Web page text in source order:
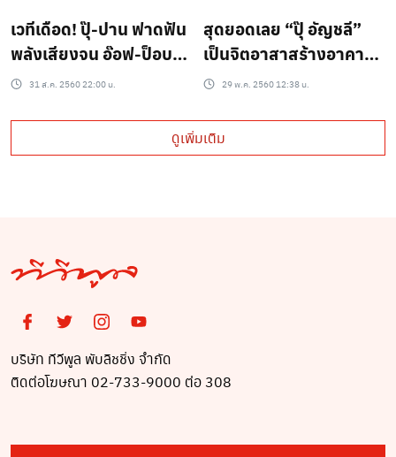
เวทีเดือด! ปุ๊-ปาน ฟาดฟัน
พลังเสียงจน อ๊อฟ-ป็อบ-
ว่าน ยอมสยบ!!
31 ส.ค. 2560 22:00 น.
สุดยอดเลย “ปุ๊ อัญชลี”
เป็นจิตอาสาสร้างอาคาร
โรงเรียนที่อยุธยา (ชม
29 พ.ค. 2560 12:38 น.
ดูเพิ่มเติม
บริษัท ทีวีพูล พับลิชชิ่ง จำกัด
ติดต่อโฆษณา 02-733-9000 ต่อ 308